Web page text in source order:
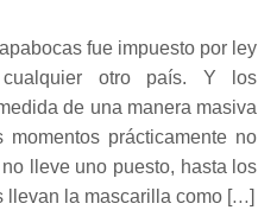
fue impuesto por ley
otro país. Y los
de una manera masiva
prácticamente no
lleve uno puesto, hasta los
llevan la mascarilla como […]